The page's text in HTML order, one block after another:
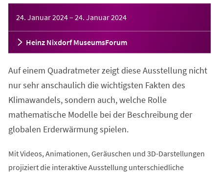
24. Januar 2024– 24. Januar 2024
Heinz Nixdorf MuseumsForum
Auf einem Quadratmeter zeigt diese Ausstellung nicht
nur sehr anschaulich die wichtigsten Fakten des
Klimawandels, sondern auch, welche Rolle
mathematische Modelle bei der Beschreibung der
globalen Erderwärmung spielen.
Mit Videos, Animationen, Geräuschen und 3D-Darstellungen
projiziert die interaktive Ausstellung unterschiedliche